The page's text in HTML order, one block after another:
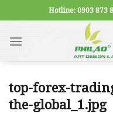
to
content
Hotline: 0903 873
top-forex-
the-global_1.jpg